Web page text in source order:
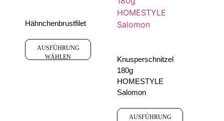
Hähnchenbrustfilet
AUSFÜHRUNG
WÄHLEN
Knusperschnitzel
180g
HOMESTYLE
Salomon
AUSFÜHRUNG